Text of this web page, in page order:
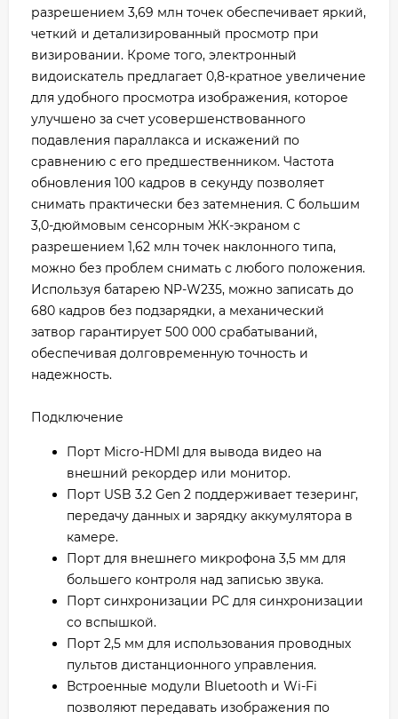
разрешением 3,69 млн точек обеспечивает яркий,
четкий и детализированный просмотр при
визировании. Кроме того, электронный
видоискатель предлагает 0,8-кратное увеличение
для удобного просмотра изображения, которое
улучшено за счет усовершенствованного
подавления параллакса и искажений по
сравнению с его предшественником. Частота
обновления 100 кадров в секунду позволяет
снимать практически без затемнения. С большим
3,0-дюймовым сенсорным ЖК-экраном с
разрешением 1,62 млн точек наклонного типа,
можно без проблем снимать с любого положения.
Используя батарею NP-W235, можно записать до
680 кадров без подзарядки, а механический
затвор гарантирует 500 000 срабатываний,
обеспечивая долговременную точность и
надежность.
Подключение
Порт Micro-HDMI для вывода видео на
внешний рекордер или монитор.
Порт USB 3.2 Gen 2 поддерживает тезеринг,
передачу данных и зарядку аккумулятора в
камере.
Порт для внешнего микрофона 3,5 мм для
большего контроля над записью звука.
Порт синхронизации PC для синхронизации
со вспышкой.
Порт 2,5 мм для использования проводных
пультов дистанционного управления.
Встроенные модули Bluetooth и Wi-Fi
позволяют передавать изображения по